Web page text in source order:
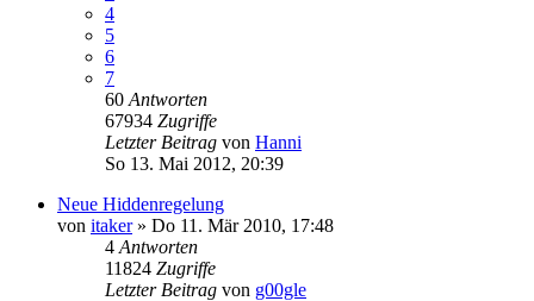
4
5
6
7
60 Antworten
67934 Zugriffe
Letzter Beitrag von Hanni
So 13. Mai 2012, 20:39
Neue Hiddenregelung
von itaker» Do 11. Mär 2010, 17:48
4 Antworten
11824 Zugriffe
Letzter Beitrag von g00gle